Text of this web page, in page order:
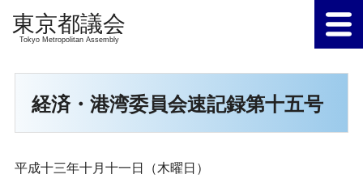
Tokyo Metropolitan Assembly
経済・港湾委員会速記録第十五号
平成十三年十月十一日（木曜日）